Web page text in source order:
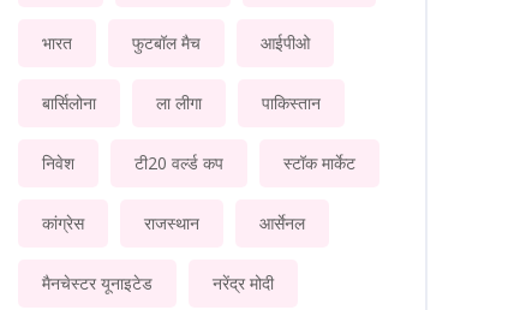
भारत फुटबॉल मैच आईपीओ
बार्सिलोना ला लीगा पाकिस्तान
निवेश टी20 वर्ल्ड कप स्टॉक मार्केट
कांग्रेस राजस्थान आर्सेनल
मैनचेस्टर यूनाइटेड नरेंद्र मोदी